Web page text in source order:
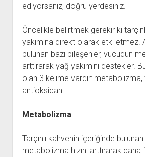
ediyorsanız, doğru yerdesiniz.
Öncelikle belirtmek gerekir ki
yakımına direkt olarak etki etmez.
bulunan bazı bileşenler, vücudun
arttırarak yağ yakımını destekler.
olan 3 kelime vardır:
antioksidan.
Metabolizma
Tarçınlı kahvenin içeriğinde
metabolizma hızını arttırarak